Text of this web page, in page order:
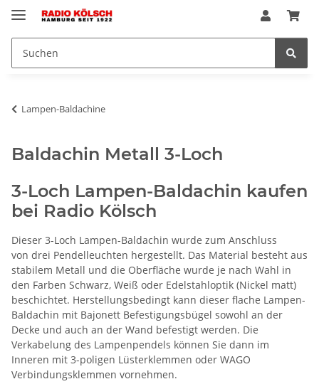
Lampen-Baldachine
Baldachin Metall 3-Loch
3-Loch Lampen-Baldachin kaufen
bei Radio Kölsch
Dieser 3-Loch Lampen-Baldachin wurde zum Anschluss
von drei Pendelleuchten hergestellt. Das Material besteht aus
stabilem Metall und die Oberfläche wurde je nach Wahl in
den Farben Schwarz, Weiß oder Edelstahloptik (Nickel matt)
beschichtet. Herstellungsbedingt kann dieser flache Lampen-
Baldachin mit Bajonett Befestigungsbügel sowohl an der
Decke und auch an der Wand befestigt werden. Die
Verkabelung des Lampenpendels können Sie dann im
Inneren mit 3-poligen Lüsterklemmen oder WAGO
Verbindungsklemmen vornehmen.